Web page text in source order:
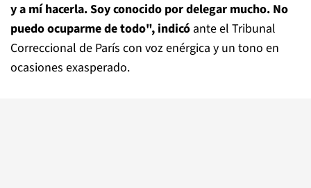
y a mí hacerla. Soy conocido por delegar mucho. No
puedo ocuparme de todo", indicó ante el Tribunal
Correccional de París con voz enérgica y un tono en
ocasiones exasperado.